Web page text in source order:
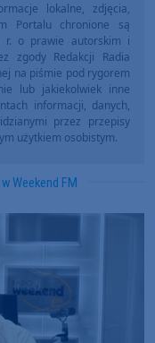
lokalne, zdjęcia,
Portalu chronione są
r. o prawie autorskim i
zgody Redakcji Radia
na piśmie pod rygorem
lub jakiekolwiek inne
informacji, danych,
przez przepisy
użytkiem osobistym.
w Weekend FM